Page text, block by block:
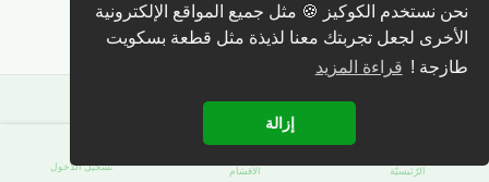
نحن نستخدم الكوكيز 🍪 مثل جميع المواقع الإلكترونية
الأخرى لجعل تجربتك معنا لذيذة مثل قطعة بسكويت
طازجة ! قراءة المزيد
إزالة
كتابة رد 🖊️
الرّئيسيّة الأقسَام تسجيل الدّخول